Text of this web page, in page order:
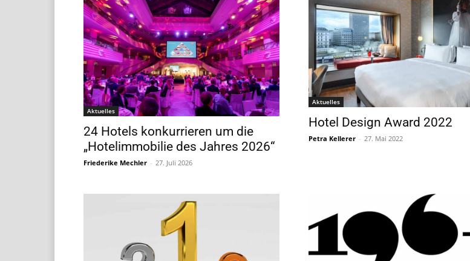
Aktuelles
24 Hotels konkurrieren um die
„Hotelimmobilie des Jahres 2026“
Friederike Mechler - 27. Juli 2026
Aktuelles
Hotel Design Award 2022
Petra Kellerer - 27. Mai 2022